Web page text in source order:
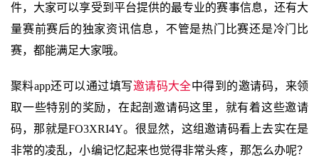
件，大家可以享受到平台提供的最专业的赛事信息，还有大
量赛前赛后的独家资讯信息，不管是热门比赛还是冷门比
赛，都能满足大家哦。
聚料app还可以通过填写邀请码大全中得到的邀请码，来领
取一些特别的奖励，在起剖邀请码这里，就有着这些邀请
码，那就是FO3XRI4Y。很显然，这组邀请码看上去实在是
非常的凌乱，小编记忆起来也觉得非常头疼，那怎么办呢？